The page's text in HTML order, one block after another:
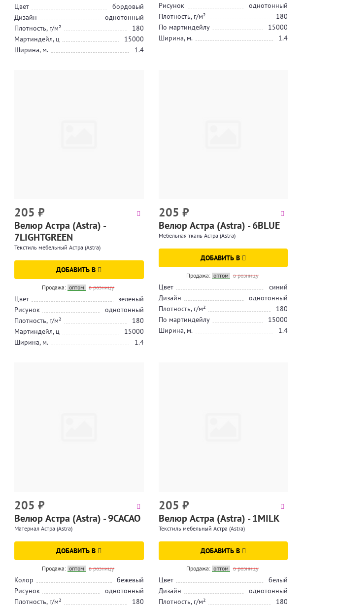
Цвет
бордовый
Дизайн
однотонный
Плотность, г/м²
180
Мартиндейл, ц
15000
Ширина, м.
1.4
Рисунок
однотонный
Плотность, г/м²
180
По мартиндейлу
15000
Ширина, м.
1.4
205 ₽
Велюр Астра (Astra) -
7LIGHTGREEN
Текстиль мебельный Астра (Astra)
ДОБАВИТЬ В
Продажа: оптом в розницу
Цвет
зеленый
Рисунок
однотонный
Плотность, г/м²
180
Мартиндейл, ц
15000
Ширина, м.
1.4
205 ₽
Велюр Астра (Astra) - 6BLUE
Мебельная ткань Астра (Astra)
ДОБАВИТЬ В
Продажа: оптом в розницу
Цвет
синий
Дизайн
однотонный
Плотность, г/м²
180
По мартиндейлу
15000
Ширина, м.
1.4
205 ₽
Велюр Астра (Astra) - 9CACAO
Материал Астра (Astra)
ДОБАВИТЬ В
Продажа: оптом в розницу
Колор
бежевый
Рисунок
однотонный
Плотность, г/м²
180
205 ₽
Велюр Астра (Astra) - 1MILK
Текстиль мебельный Астра (Astra)
ДОБАВИТЬ В
Продажа: оптом в розницу
Цвет
белый
Дизайн
однотонный
Плотность, г/м²
180